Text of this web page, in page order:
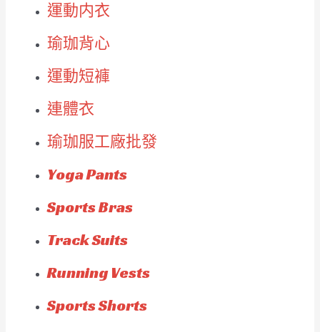
運動内衣
瑜珈背心
運動短褲
連體衣
瑜珈服工廠批發
Yoga Pants
Sports Bras
Track Suits
Running Vests
Sports Shorts